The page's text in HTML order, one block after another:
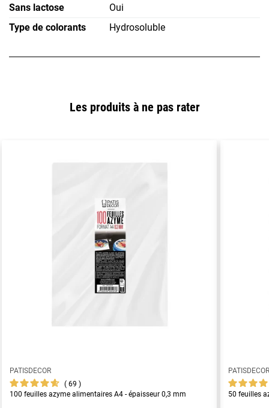
Sans lactose
Oui
Type de colorants
Hydrosoluble
Les produits à ne pas rater
PATISDECOR
69
100 feuilles azyme alimentaires A4 - épaisseur 0,3 mm
50 feuilles